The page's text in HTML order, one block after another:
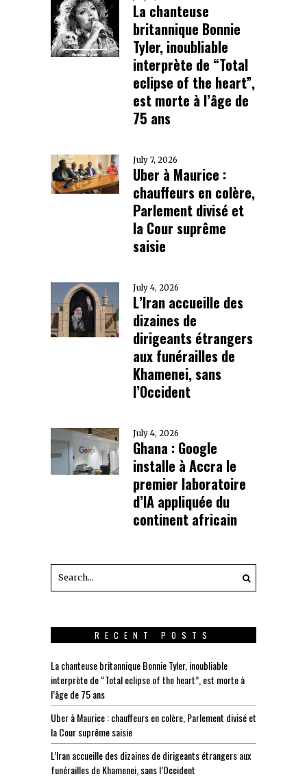
La chanteuse
britannique Bonnie
Tyler, inoubliable
interprète de “Total
eclipse of the heart”,
est morte à l’âge de
75 ans
July 7, 2026
Uber à Maurice :
chauffeurs en colère,
Parlement divisé et
la Cour suprême
saisie
July 4, 2026
L’Iran accueille des
dizaines de
dirigeants étrangers
aux funérailles de
Khamenei, sans
l’Occident
July 4, 2026
Ghana : Google
installe à Accra le
premier laboratoire
d’IA appliquée du
continent africain
RECENT POSTS
La chanteuse britannique Bonnie Tyler, inoubliable
interprète de “Total eclipse of the heart”, est morte à
l’âge de 75 ans
Uber à Maurice : chauffeurs en colère, Parlement divisé et
la Cour suprême saisie
L’Iran accueille des dizaines de dirigeants étrangers aux
funérailles de Khamenei, sans l’Occident